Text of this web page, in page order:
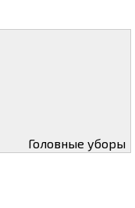
Головные уборы